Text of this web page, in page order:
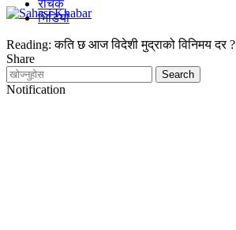
रोचक
भिडियो
Reading: कति छ आज विदेशी मुद्राको विनिमय दर ?
Share
Notification